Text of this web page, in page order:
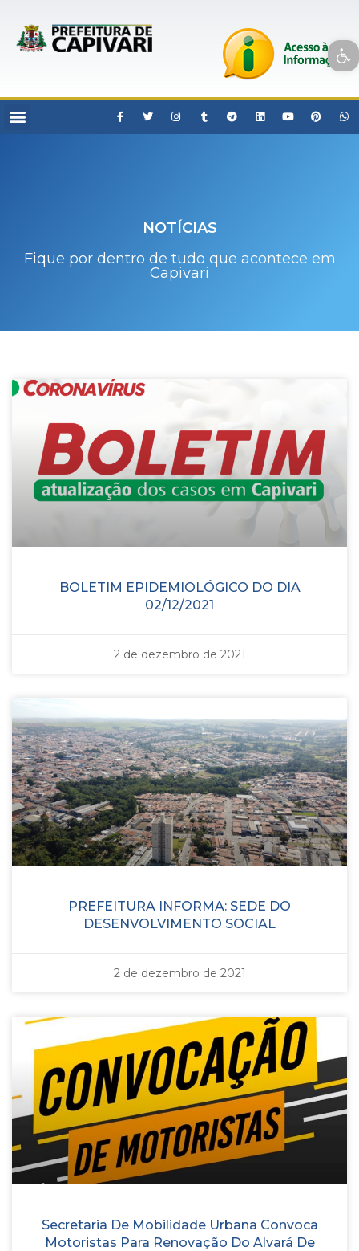
Open toolbar
NOTÍCIAS
Fique por dentro de tudo que acontece em
Capivari
BOLETIM EPIDEMIOLÓGICO DO DIA
02/12/2021
2 de dezembro de 2021
PREFEITURA INFORMA: SEDE DO
DESENVOLVIMENTO SOCIAL
2 de dezembro de 2021
Secretaria De Mobilidade Urbana Convoca
Motoristas Para Renovação Do Alvará De